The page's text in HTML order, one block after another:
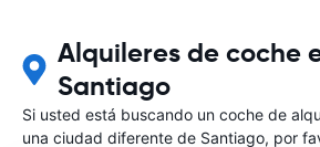
Alquileres de coche
Santiago
Si usted está buscando un coche de
una ciudad diferente de Santiago, por